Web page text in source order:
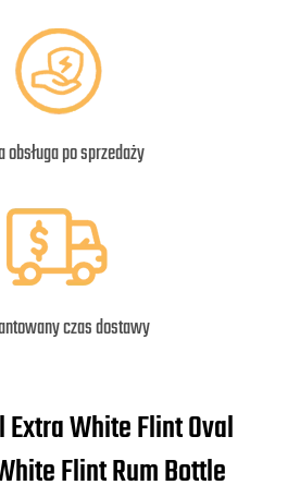
obsługa po sprzedaży
czas dostawy
White Flint Oval
Flint Rum Bottle